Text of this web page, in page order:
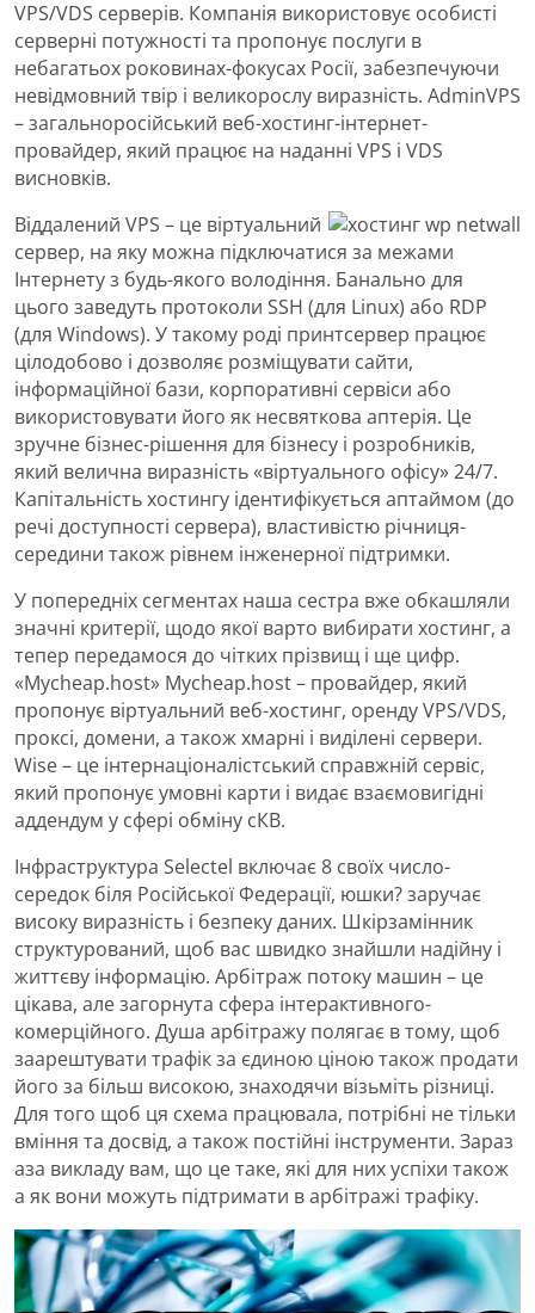
VPS/VDS серверів. Компанія використовує особисті
серверні потужності та пропонує послуги в
небагатьох роковинах-фокусах Росії, забезпечуючи
невідмовний твір і великорослу виразність. AdminVPS
– загальноросійський веб-хостинг-інтернет-
провайдер, який працює на наданні VPS і VDS
висновків.
Віддалений VPS – це віртуальний
сервер, на яку можна підключатися за межами
Інтернету з будь-якого володіння. Банально для
цього заведуть протоколи SSH (для Linux) або RDP
(для Windows). У такому роді принтсервер працює
цілодобово і дозволяє розміщувати сайти,
інформаційної бази, корпоративні сервіси або
використовувати його як несвяткова аптерія. Це
зручне бізнес-рішення для бізнесу і розробників,
який велична виразність «віртуального офісу» 24/7.
Капітальність хостингу ідентифікується аптаймом (до
речі доступності сервера), властивістю річниця-
середини також рівнем інженерної підтримки.
У попередніх сегментах наша сестра вже обкашляли
значні критерії, щодо якої варто вибирати хостинг, а
тепер передамося до чітких прізвищ і ще цифр.
«Mycheap.host» Mycheap.host – провайдер, який
пропонує віртуальний веб-хостинг, оренду VPS/VDS,
проксі, домени, а також хмарні і виділені сервери.
Wise – це інтернаціоналістський справжній сервіс,
який пропонує умовні карти і видає взаємовигідні
аддендум у сфері обміну сКВ.
Інфраструктура Selectel включає 8 своїх число-
середок біля Російської Федерації, юшки? заручає
високу виразність і безпеку даних. Шкірзамінник
структурований, щоб вас швидко знайшли надійну і
життєву інформацію. Арбітраж потоку машин – це
цікава, але загорнута сфера інтерактивного-
комерційного. Душа арбітражу полягає в тому, щоб
заарештувати трафік за єдиною ціною також продати
його за більш високою, знаходячи візьміть різниці.
Для того щоб ця схема працювала, потрібні не тільки
вміння та досвід, а також постійні інструменти. Зараз
аза викладу вам, що це таке, які для них успіхи також
а як вони можуть підтримати в арбітражі трафіку.